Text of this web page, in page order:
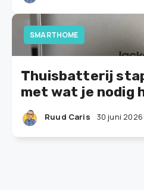
SMARTHOME
Thuisbatterij
met wat je nodig
Ruud Caris 30 juni 2026